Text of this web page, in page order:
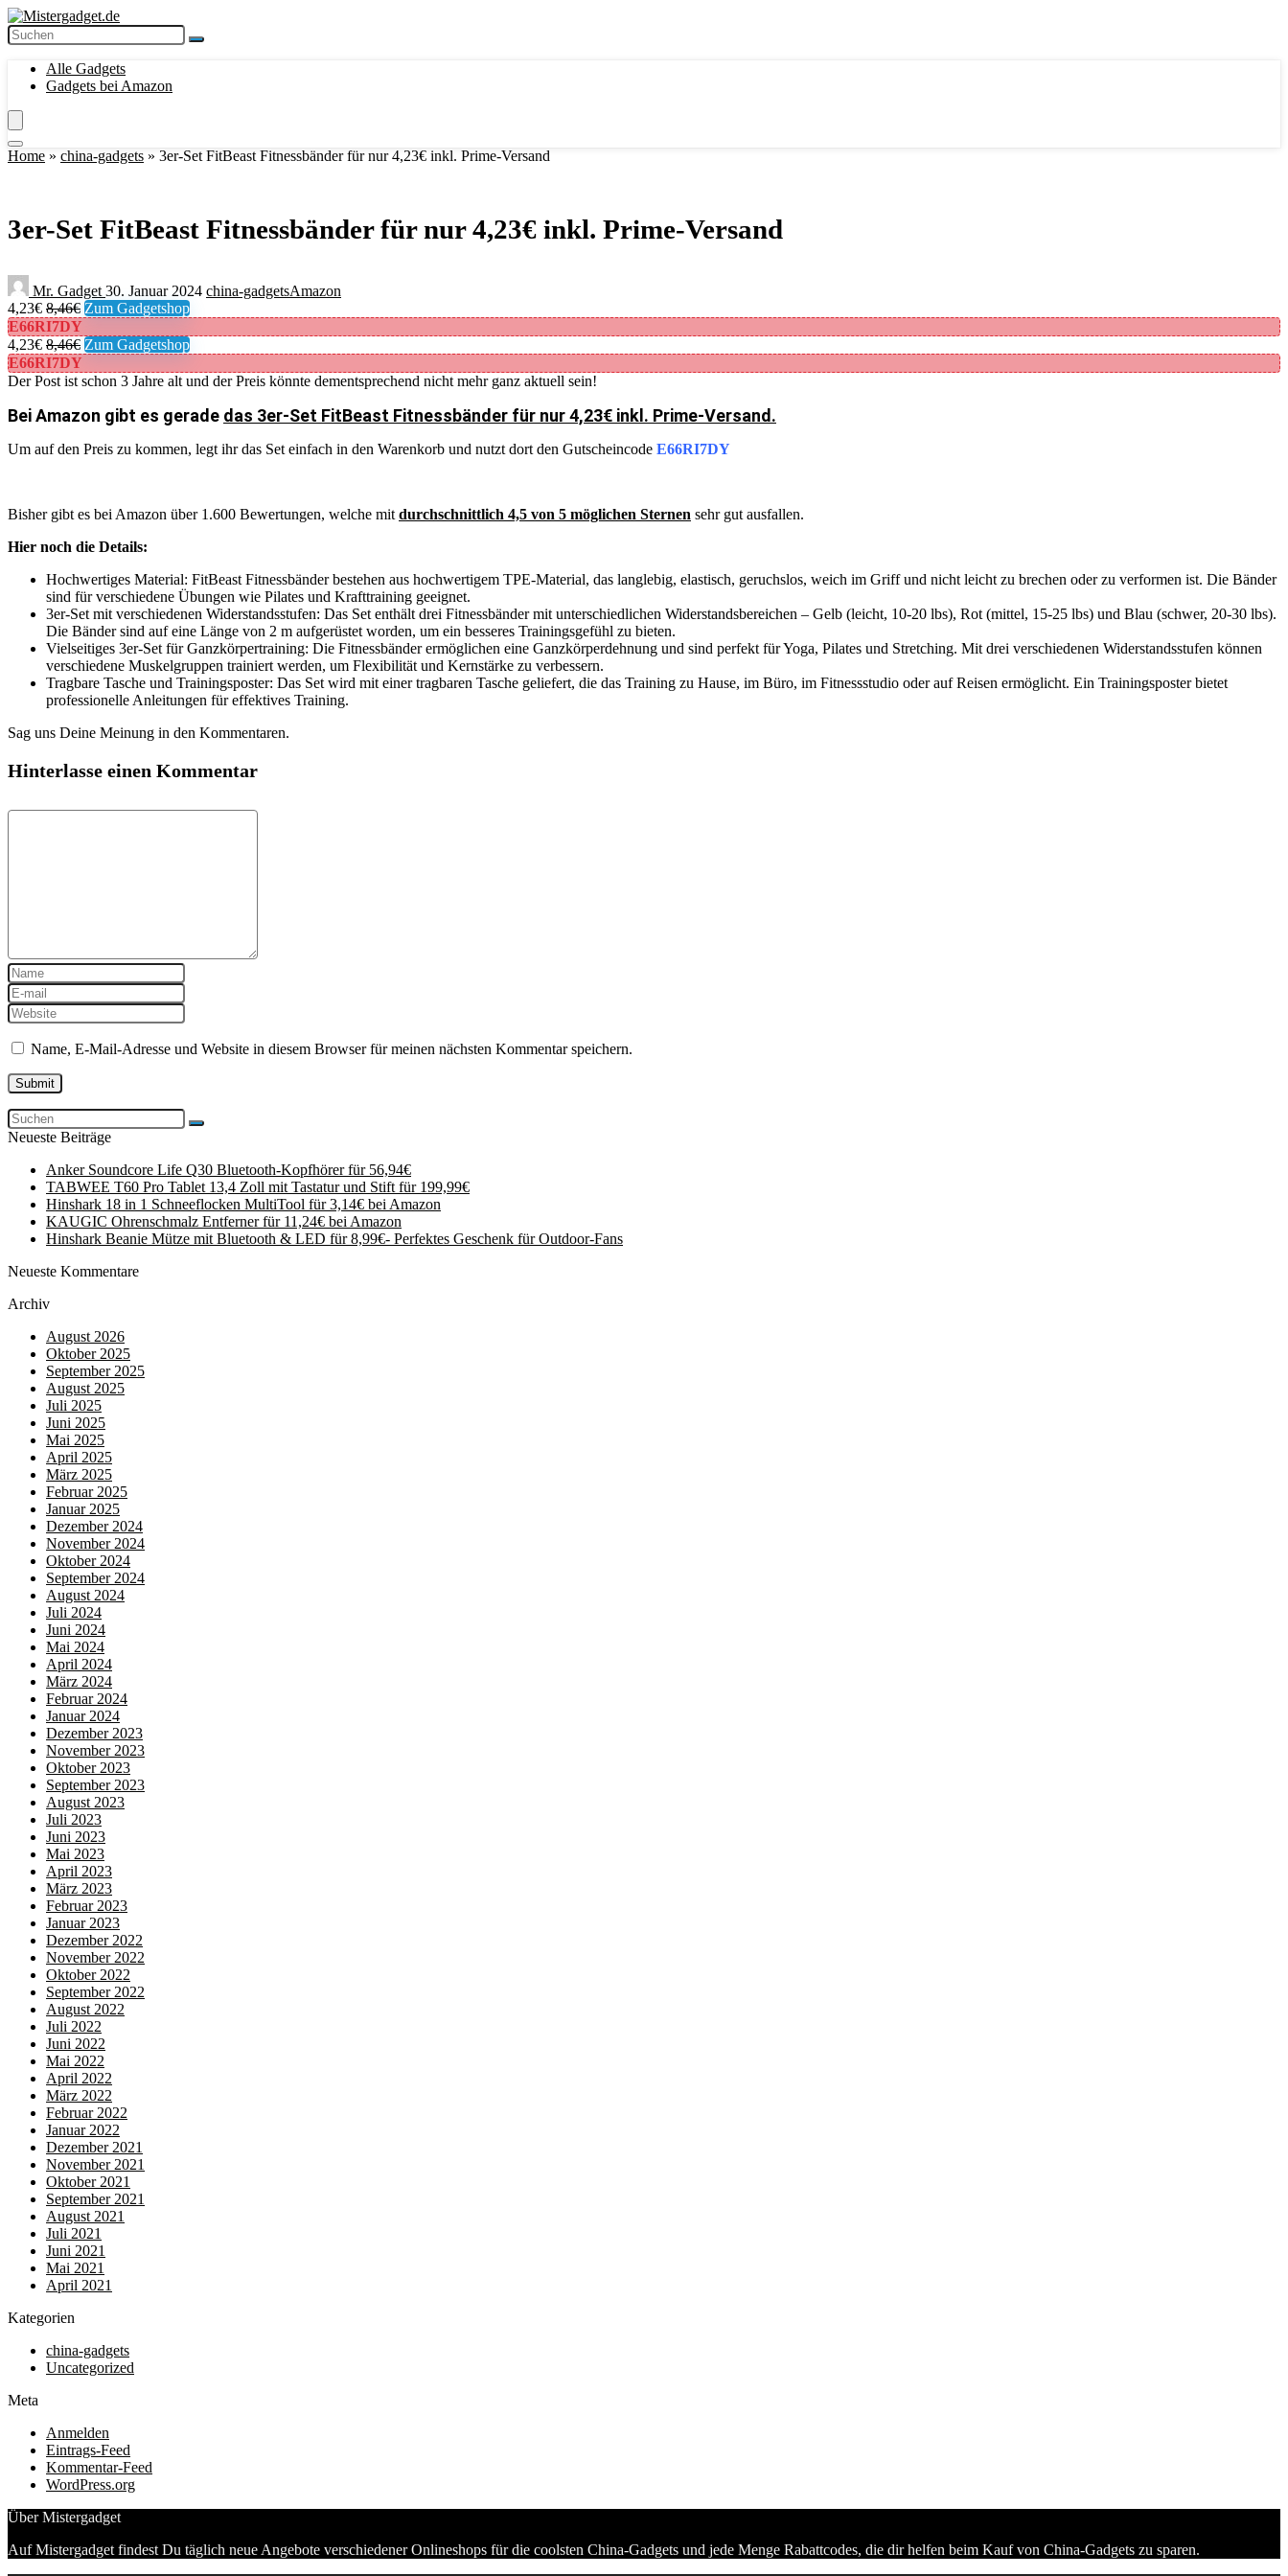
Alle Gadgets
Gadgets bei Amazon
Home » china-gadgets » 3er-Set FitBeast Fitnessbänder für nur 4,23€ inkl. Prime-Versand
3er-Set FitBeast Fitnessbänder für nur 4,23€ inkl. Prime-Versand
Mr. Gadget 30. Januar 2024 china-gadgetsAmazon
4,23€ 8,46€ Zum Gadgetshop
E66RI7DY
4,23€ 8,46€ Zum Gadgetshop
E66RI7DY
Der Post ist schon 3 Jahre alt und der Preis könnte dementsprechend nicht mehr ganz aktuell sein!
Bei Amazon gibt es gerade das 3er-Set FitBeast Fitnessbänder für nur 4,23€ inkl. Prime-Versand.
Um auf den Preis zu kommen, legt ihr das Set einfach in den Warenkorb und nutzt dort den Gutscheincode E66RI7DY
Bisher gibt es bei Amazon über 1.600 Bewertungen, welche mit durchschnittlich 4,5 von 5 möglichen Sternen sehr gut ausfallen.
Hier noch die Details:
Hochwertiges Material: FitBeast Fitnessbänder bestehen aus hochwertigem TPE-Material, das langlebig, elastisch, geruchslos, weich im Griff und nicht leicht zu brechen oder zu verformen ist. Die Bänder
sind für verschiedene Übungen wie Pilates und Krafttraining geeignet.
3er-Set mit verschiedenen Widerstandsstufen: Das Set enthält drei Fitnessbänder mit unterschiedlichen Widerstandsbereichen – Gelb (leicht, 10-20 lbs), Rot (mittel, 15-25 lbs) und Blau (schwer, 20-30 lbs).
Die Bänder sind auf eine Länge von 2 m aufgerüstet worden, um ein besseres Trainingsgefühl zu bieten.
Vielseitiges 3er-Set für Ganzkörpertraining: Die Fitnessbänder ermöglichen eine Ganzkörperdehnung und sind perfekt für Yoga, Pilates und Stretching. Mit drei verschiedenen Widerstandsstufen können
verschiedene Muskelgruppen trainiert werden, um Flexibilität und Kernstärke zu verbessern.
Tragbare Tasche und Trainingsposter: Das Set wird mit einer tragbaren Tasche geliefert, die das Training zu Hause, im Büro, im Fitnessstudio oder auf Reisen ermöglicht. Ein Trainingsposter bietet
professionelle Anleitungen für effektives Training.
Sag uns Deine Meinung in den Kommentaren.
Hinterlasse einen Kommentar
Name, E-Mail-Adresse und Website in diesem Browser für meinen nächsten Kommentar speichern.
Neueste Beiträge
Anker Soundcore Life Q30 Bluetooth-Kopfhörer für 56,94€
TABWEE T60 Pro Tablet 13,4 Zoll mit Tastatur und Stift für 199,99€
Hinshark 18 in 1 Schneeflocken MultiTool für 3,14€ bei Amazon
KAUGIC Ohrenschmalz Entferner für 11,24€ bei Amazon
Hinshark Beanie Mütze mit Bluetooth & LED für 8,99€- Perfektes Geschenk für Outdoor-Fans
Neueste Kommentare
Archiv
August 2026
Oktober 2025
September 2025
August 2025
Juli 2025
Juni 2025
Mai 2025
April 2025
März 2025
Februar 2025
Januar 2025
Dezember 2024
November 2024
Oktober 2024
September 2024
August 2024
Juli 2024
Juni 2024
Mai 2024
April 2024
März 2024
Februar 2024
Januar 2024
Dezember 2023
November 2023
Oktober 2023
September 2023
August 2023
Juli 2023
Juni 2023
Mai 2023
April 2023
März 2023
Februar 2023
Januar 2023
Dezember 2022
November 2022
Oktober 2022
September 2022
August 2022
Juli 2022
Juni 2022
Mai 2022
April 2022
März 2022
Februar 2022
Januar 2022
Dezember 2021
November 2021
Oktober 2021
September 2021
August 2021
Juli 2021
Juni 2021
Mai 2021
April 2021
Kategorien
china-gadgets
Uncategorized
Meta
Anmelden
Eintrags-Feed
Kommentar-Feed
WordPress.org
Über Mistergadget
Auf Mistergadget findest Du täglich neue Angebote verschiedener Onlineshops für die coolsten China-Gadgets und jede Menge Rabattcodes, die dir helfen beim Kauf von China-Gadgets zu sparen.